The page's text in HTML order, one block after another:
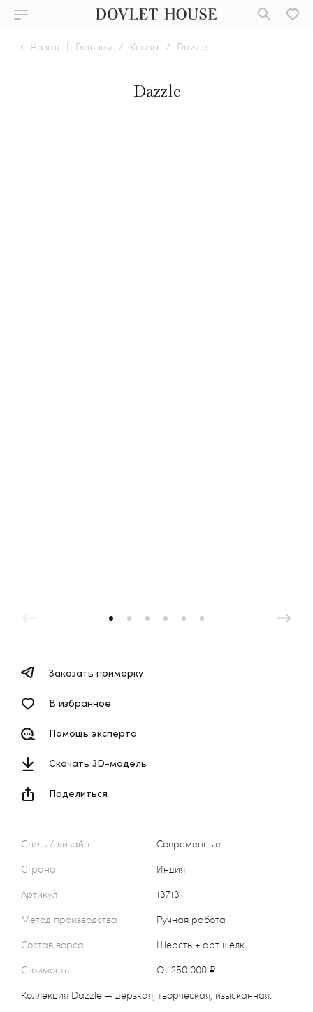
Назад | Главная / Ковры / Dazzle
Dazzle
Стиль / дизайн
Современные
Страна
Индия
Артикул
13713
Метод производства
Ручная работа
Состав ворса
Шерсть + арт шёлк
Стоимость
от 250 000 ₽
Коллекция Dazzle — дерзкая, творческая, изысканная.
Заказать примерку
В избранное
Помощь эксперта
Скачать 3D-модель
Поделиться